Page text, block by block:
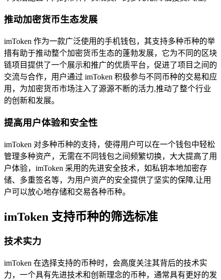
推动加密货币生态发展
imToken 作为一款广泛使用的手机钱包，其支持多种币种的举
措有助于推动整个加密货币生态的蓬勃发展，它为不同的区块
链项目提供了一个展示和推广的优质平台，促进了项目之间的
交流与合作，用户通过 imToken 积极参与不同币种的交易和应
用，为加密货币市场注入了源源不断的活力,推动了整个行业
的创新和发展。
提高用户体验和安全性
imToken 对多种币种的支持，使得用户可以在一个钱包中轻松
管理多种资产，无需在不同钱包之间频繁切换，大大提高了用
户体验，imToken 采用的先进安全技术，如私钥本地加密存
储、多重签名等，为用户资产的安全提供了坚实的保障,让用
户可以放心地存储和交易各种币种。
imToken 支持币种的筛选标准
技术实力
imToken 在选择支持的币种时，会高度关注其背后的技术实
力，一个具有先进技术和创新理念的币种，通常具有更好的发